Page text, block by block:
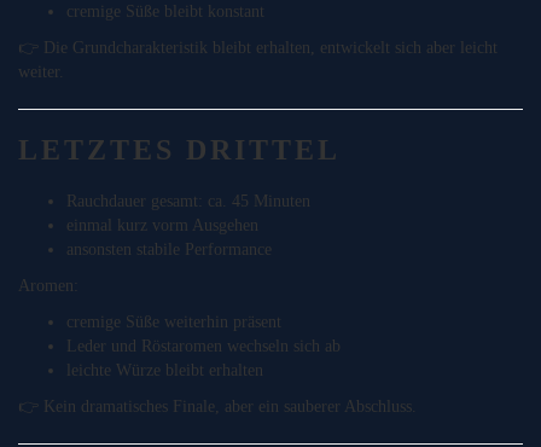
cremige Süße bleibt konstant
👉 Die Grundcharakteristik bleibt erhalten, entwickelt sich aber leicht
weiter.
LETZTES DRITTEL
Rauchdauer gesamt: ca. 45 Minuten
einmal kurz vorm Ausgehen
ansonsten stabile Performance
Aromen:
cremige Süße weiterhin präsent
Leder und Röstaromen wechseln sich ab
leichte Würze bleibt erhalten
👉 Kein dramatisches Finale, aber ein sauberer Abschluss.